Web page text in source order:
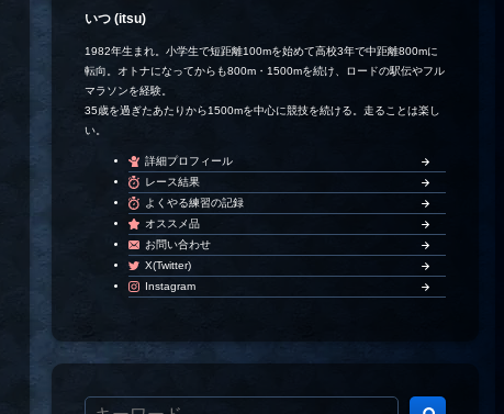
いつ (itsu)
1982年生まれ。小学生で短距離100mを始めて高校3年で中距離800mに
転向。オトナになってからも800m・1500mを続け、ロードの駅伝やフル
マラソンを経験。
35歳を過ぎたあたりから1500mを中心に競技を続ける。走ることは楽し
い。
詳細プロフィール
レース結果
よくやる練習の記録
オススメ品
お問い合わせ
X(Twitter)
Instagram